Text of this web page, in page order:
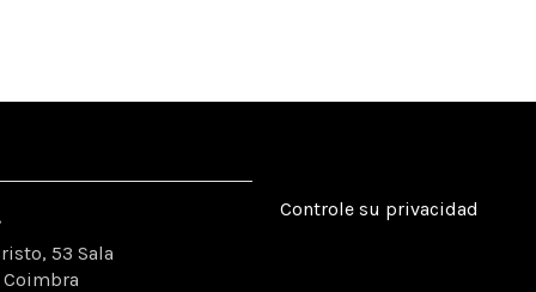
53 Sala
Controle su privacidad